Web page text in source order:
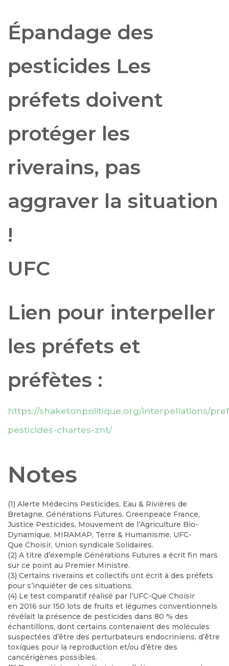
Épandage des
pesticides Les
préfets doivent
protéger les
riverains, pas
aggraver la situation
!
UFC
Lien pour interpeller
les préfets et
préfètes :
https://shaketonpolitique.org/interpellations/
pesticides-chartes-znt/
Notes
(1) Alerte Médecins Pesticides, Eau & Rivières de
Bretagne, Générations Futures, Greenpeace France,
Justice Pesticides, Mouvement de l’Agriculture Bio-
Dynamique, MIRAMAP, Terre & Humanisme, UFC-
Que Choisir, Union syndicale Solidaires.
(2) A titre d’exemple Générations Futures a écrit fin mars
sur ce point au Premier Ministre.
(3) Certains riverains et collectifs ont écrit à des préfets
pour s’inquiéter de ces situations.
(4) Le test comparatif réalisé par l’UFC-Que Choisir
en 2016 sur 150 lots de fruits et légumes conventionnels
révélait la présence de pesticides dans 80 % des
échantillons, dont certains contenaient des molécules
suspectées d’être des perturbateurs endocriniens, d’être
toxiques pour la reproduction et/ou d’être des
cancérigènes possibles.